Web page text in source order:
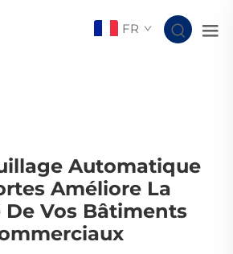
FR
Automatique
Améliore La
De Vos Bâtiments